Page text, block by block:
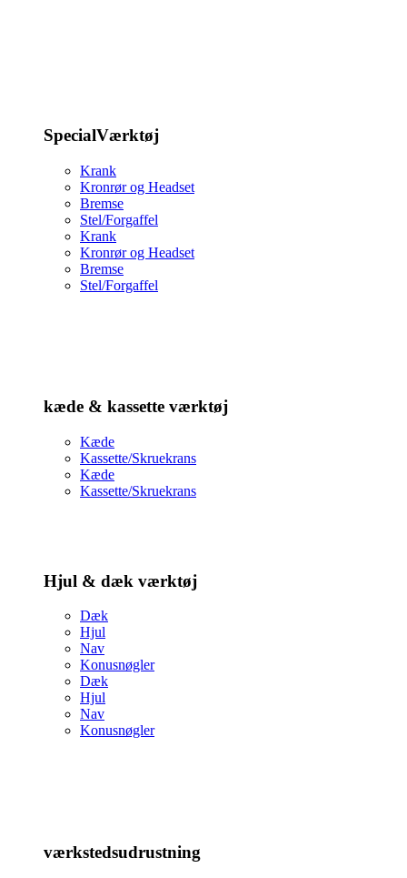
SpecialVærktøj
Krank
Kronrør og Headset
Bremse
Stel/Forgaffel
Krank
Kronrør og Headset
Bremse
Stel/Forgaffel
kæde & kassette værktøj
Kæde
Kassette/Skruekrans
Kæde
Kassette/Skruekrans
Hjul & dæk værktøj
Dæk
Hjul
Nav
Konusnøgler
Dæk
Hjul
Nav
Konusnøgler
værkstedsudrustning